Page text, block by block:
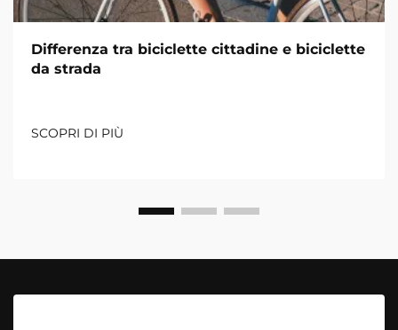
Differenza tra biciclette cittadine e biciclette
da strada
SCOPRI DI PIÙ